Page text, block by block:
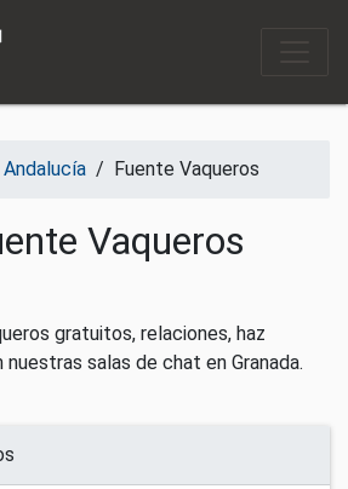
Andalucía / Fuente Vaqueros
Vaqueros
gratuitos, relaciones, haz
salas de chat en Granada.